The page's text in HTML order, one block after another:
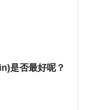
是否最好呢？